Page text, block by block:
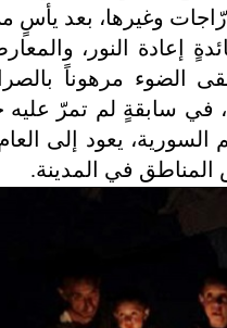
وغيرها، بعد يأسٍ
إعادة النور،
الضوء مرهوناً
في سابقةٍ لم تمرّ
يعود إلى
المناطق في المدينة.